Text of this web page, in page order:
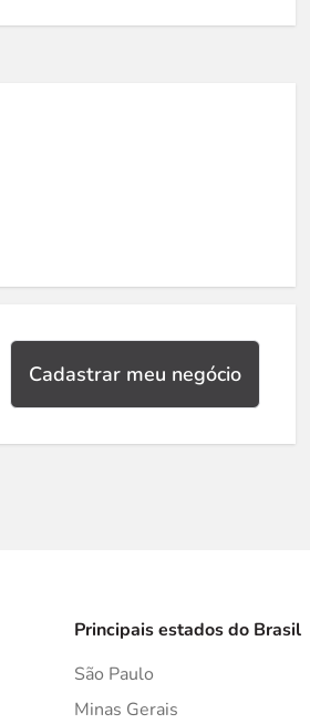
Cadastrar meu negócio
Principais estados do Brasil
São Paulo
Minas Gerais